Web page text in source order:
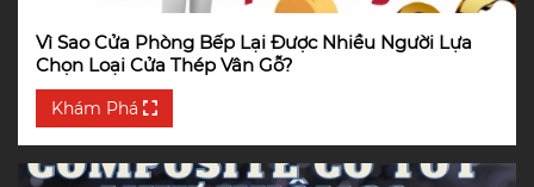
Vì Sao Cửa Phòng Bếp Lại Được Nhiều Người Lựa
Chọn Loại Cửa Thép Vân Gỗ?
Khám Phá